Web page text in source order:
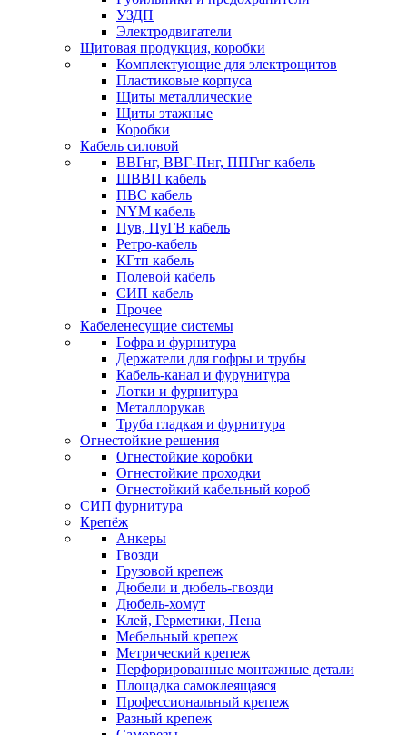
УЗДП
Электродвигатели
Щитовая продукция, коробки
Комплектующие для электрощитов
Пластиковые корпуса
Щиты металлические
Щиты этажные
Коробки
Кабель силовой
ВВГнг, ВВГ-Пнг, ППГнг кабель
ШВВП кабель
ПВС кабель
NYM кабель
Пув, ПуГВ кабель
Ретро-кабель
КГтп кабель
Полевой кабель
СИП кабель
Прочее
Кабеленесущие системы
Гофра и фурнитура
Держатели для гофры и трубы
Кабель-канал и фурунитура
Лотки и фурнитура
Металлорукав
Труба гладкая и фурнитура
Огнестойкие решения
Огнестойкие коробки
Огнестойкие проходки
Огнестойкий кабельный короб
СИП фурнитура
Крепёж
Анкеры
Гвозди
Грузовой крепеж
Дюбели и дюбель-гвозди
Дюбель-хомут
Клей, Герметики, Пена
Мебельный крепеж
Метрический крепеж
Перфорированные монтажные детали
Площадка самоклеящаяся
Профессиональный крепеж
Разный крепеж